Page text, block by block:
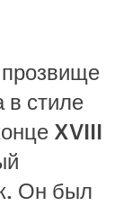
в стиле
XVIII
Он был